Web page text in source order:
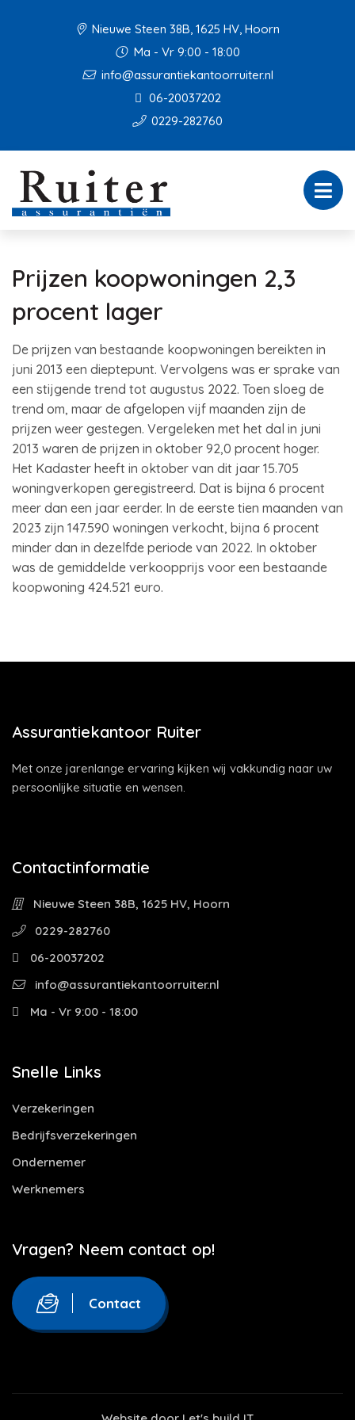
Nieuwe Steen 38B, 1625 HV, Hoorn
Ma - Vr 9:00 - 18:00
info@assurantiekantoorruiter.nl
06-20037202
0229-282760
Prijzen koopwoningen 2,3
procent lager
De prijzen van bestaande koopwoningen bereikten in
juni 2013 een dieptepunt. Vervolgens was er sprake van
een stijgende trend tot augustus 2022. Toen sloeg de
trend om, maar de afgelopen vijf maanden zijn de
prijzen weer gestegen. Vergeleken met het dal in juni
2013 waren de prijzen in oktober 92,0 procent hoger.
Het Kadaster heeft in oktober van dit jaar 15.705
woningverkopen geregistreerd. Dat is bijna 6 procent
meer dan een jaar eerder. In de eerste tien maanden van
2023 zijn 147.590 woningen verkocht, bijna 6 procent
minder dan in dezelfde periode van 2022. In oktober
was de gemiddelde verkoopprijs voor een bestaande
koopwoning 424.521 euro.
Assurantiekantoor Ruiter
Met onze jarenlange ervaring kijken wij vakkundig naar uw
persoonlijke situatie en wensen.
Contactinformatie
Nieuwe Steen 38B, 1625 HV, Hoorn
0229-282760
06-20037202
info@assurantiekantoorruiter.nl
Ma - Vr 9:00 - 18:00
Snelle Links
Verzekeringen
Bedrijfsverzekeringen
Ondernemer
Werknemers
Vragen? Neem contact op!
Contact